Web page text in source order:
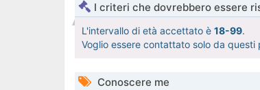
I criteri che dovrebbero essere
L'intervallo di età accettato è 18-99.
Voglio essere contattato solo da questi
Conoscere me